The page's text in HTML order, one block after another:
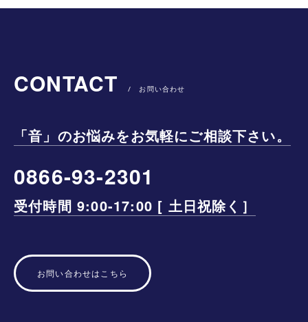
CONTACT / お問い合わせ
「音」のお悩みをお気軽にご相談下さい。
0866-93-2301
受付時間 9:00-17:00 [ 土日祝除く］
お問い合わせはこちら